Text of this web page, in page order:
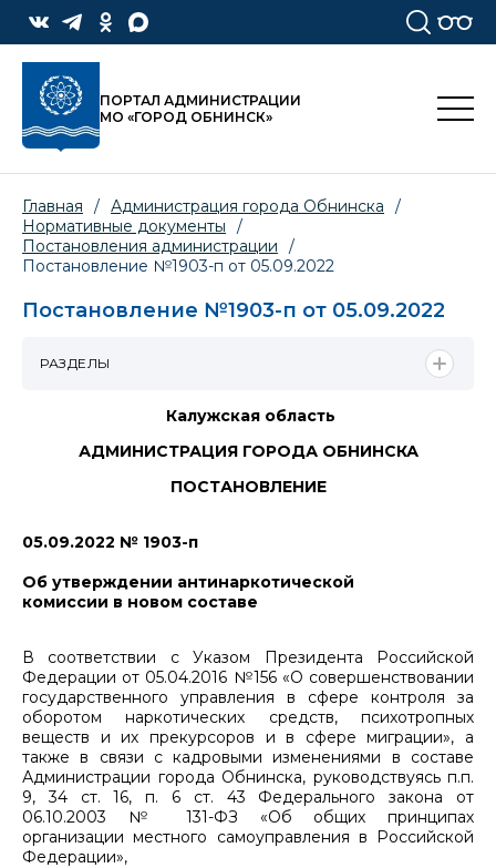
ПОРТАЛ АДМИНИСТРАЦИИ
МО «ГОРОД ОБНИНСК»
Главная / Администрация города Обнинска
/
Нормативные документы
/
Постановления администрации
/
Постановление №1903-п от 05.09.2022
Постановление №1903-п от 05.09.2022
Калужская область
АДМИНИСТРАЦИЯ ГОРОДА ОБНИНСКА
ПОСТАНОВЛЕНИЕ
05.09.2022 № 1903-п
Об утверждении антинаркотической
комиссии в новом составе
В соответствии с Указом Президента Российской
Федерации от 05.04.2016 №156 «О совершенствовании
государственного управления в сфере контроля за
оборотом наркотических средств, психотропных
веществ и их прекурсоров и в сфере миграции», а
также в связи с кадровыми изменениями в составе
Администрации города Обнинска, руководствуясь п.п.
9, 34 ст. 16, п. 6 ст. 43 Федерального закона от
06.10.2003 № 131-ФЗ «Об общих принципах
организации местного самоуправления в Российской
Федерации»,
РАЗДЕЛЫ